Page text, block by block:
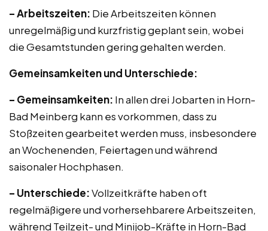
– Arbeitszeiten: Die Arbeitszeiten können
unregelmäßig und kurzfristig geplant sein, wobei
die Gesamtstunden gering gehalten werden.
Gemeinsamkeiten und Unterschiede:
– Gemeinsamkeiten: In allen drei Jobarten in Horn-
Bad Meinberg kann es vorkommen, dass zu
Stoßzeiten gearbeitet werden muss, insbesondere
an Wochenenden, Feiertagen und während
saisonaler Hochphasen.
– Unterschiede:Vollzeitkräfte haben oft
regelmäßigere und vorhersehbarere Arbeitszeiten,
während Teilzeit- und Minijob-Kräfte in Horn-Bad